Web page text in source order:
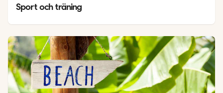
Sport och träning